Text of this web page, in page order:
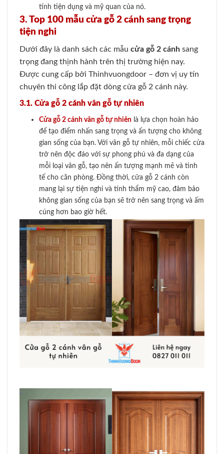
tính tiện dụng và mỹ quan của nó.
3. Top 100 mẫu cửa gỗ 2 cánh sang trọng
tiện nghi
Dưới đây là danh sách các mẫu cửa gỗ 2 cánh sang
trọng đang thịnh hành trên thị trường hiện nay.
Được cung cấp bởi Thinhvuongdoor – đơn vị uy tín
chuyên thi công lắp đặt dòng cửa gỗ 2 cánh này.
3.1. Cửa gỗ 2 cánh vân gỗ tự nhiên
Cửa gỗ 2 cánh vân gỗ tự nhiênlà lựa chọn hoàn hảo
để tạo điểm nhấn sang trọng và ấn tượng cho không
gian sống của bạn. Với vân gỗ tự nhiên, mỗi chiếc cửa
trở nên độc đáo với sự phong phú và đa dạng của
mỗi loại vân gỗ, tạo nên ấn tượng mạnh mẽ và tinh
tế cho căn phòng. Đồng thời, cửa gỗ 2 cánh còn
mang lại sự tiện nghi và tính thẩm mỹ cao, đảm bảo
không gian sống của bạn sẽ trở nên sang trọng và ấm
cúng hơn bao giờ hết.